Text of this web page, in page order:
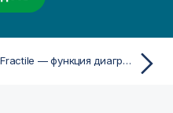
Fractile — функция диаграммы